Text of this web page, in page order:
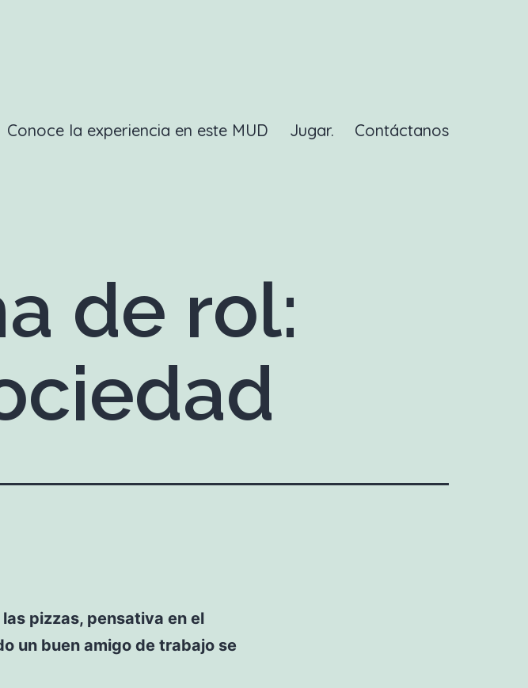
Conoce la experiencia en este MUD Jugar. Contáctanos
de rol:
pizzas, pensativa en el
un buen amigo de trabajo se